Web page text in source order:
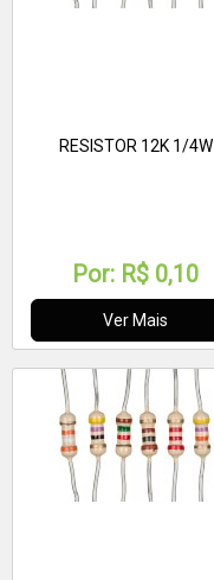
RESISTOR 12K 1/4W
Por: R$ 0,10
Ver Mais